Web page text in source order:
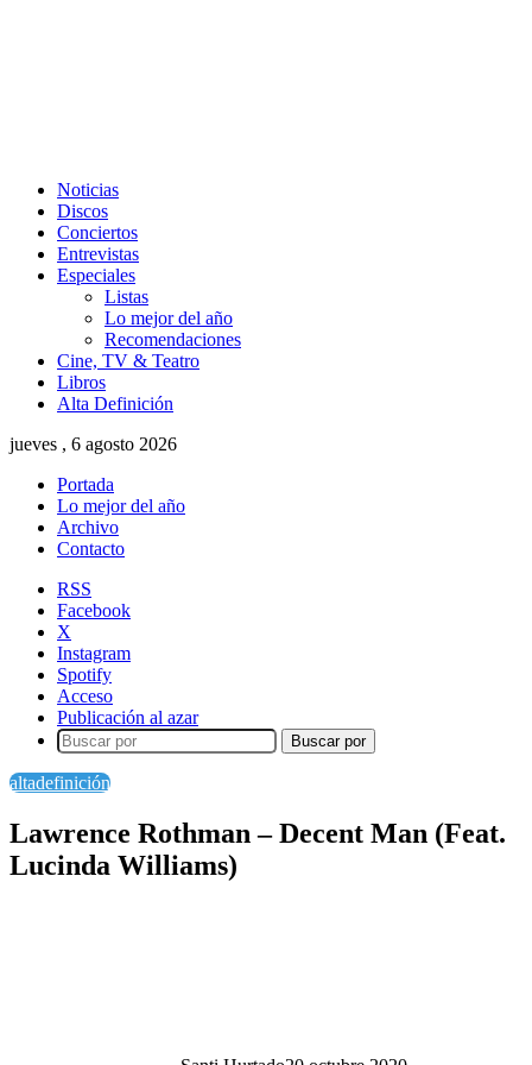
Noticias
Discos
Conciertos
Entrevistas
Especiales
Listas
Lo mejor del año
Recomendaciones
Cine, TV & Teatro
Libros
Alta Definición
jueves , 6 agosto 2026
Portada
Lo mejor del año
Archivo
Contacto
RSS
Facebook
X
Instagram
Spotify
Acceso
Publicación al azar
Buscar por
altadefinición
Lawrence Rothman – Decent Man (Feat.
Lucinda Williams)